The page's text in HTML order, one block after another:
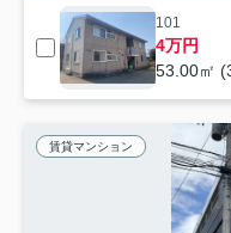
101
4万円
53.00㎡
賃貸マンション